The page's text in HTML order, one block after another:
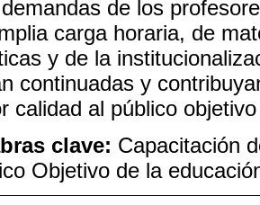
de los
carga horaria, de
y de la
continuadas y
calidad al público
clave: Capacitación
Objetivo de la